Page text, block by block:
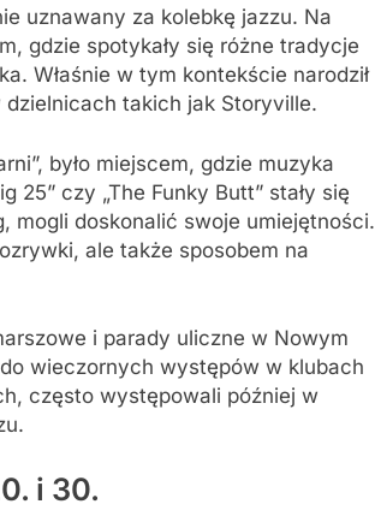
uznawany za kolebkę jazzu. Na
gdzie spotykały się różne tradycje
Właśnie w tym kontekście narodził
takich jak Storyville.
było miejscem, gdzie muzyka
25” czy „The Funky Butt” stały się
mogli doskonalić swoje umiejętności.
ale także sposobem na
i parady uliczne w Nowym
wieczornych występów w klubach
często występowali później w
i 30.